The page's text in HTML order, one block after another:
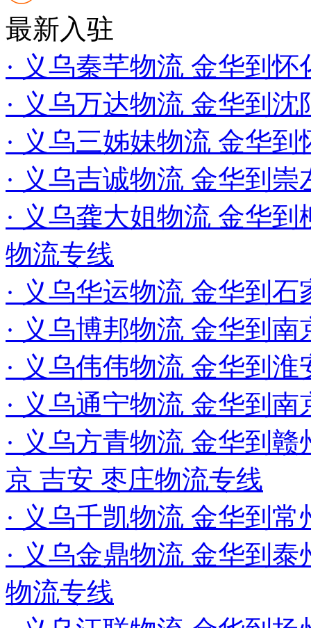
最新入驻
· 义乌秦芊物流 金华到
· 义乌万达物流 金华到
· 义乌三姊妹物流 金华
· 义乌吉诚物流 金华到
· 义乌龚大姐物流 金华
物流专线
· 义乌华运物流 金华到
· 义乌博邦物流 金华到南
· 义乌伟伟物流 金华到
· 义乌通宁物流 金华到南
· 义乌方青物流 金华到
京 吉安 枣庄物流专线
· 义乌千凯物流 金华到常
· 义乌金鼎物流 金华到
物流专线